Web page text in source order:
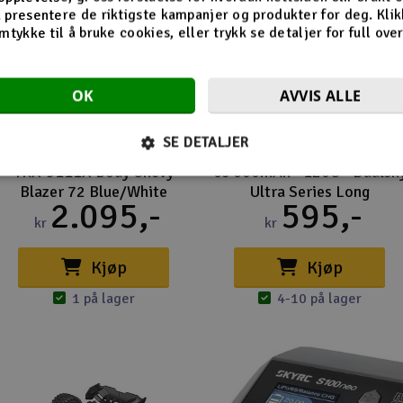
TRX-9111X Body Chevy
Blazer 72 Blue/White
kr 2.095,-
Kjøp
1 på lager
6s 600mAh - 120C -
Ultra Series Long
kr 595,-
Kjøp
4-10 på lager
presentere de riktigste kampanjer og produkter for deg.
til å bruke cookies, eller trykk se detaljer for full
OK AVVIS ALLE
SE DETALJER